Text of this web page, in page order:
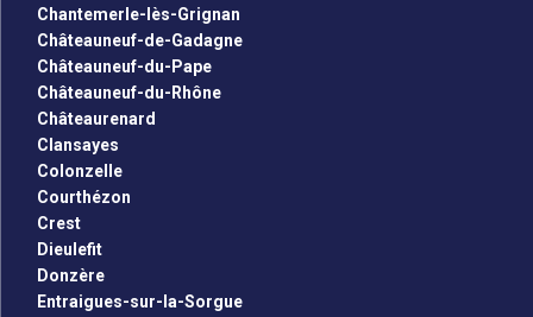
Chantemerle-lès-Grignan
Châteauneuf-de-Gadagne
Châteauneuf-du-Pape
Châteauneuf-du-Rhône
Châteaurenard
Clansayes
Colonzelle
Courthézon
Crest
Dieulefit
Donzère
Entraigues-sur-la-Sorgue